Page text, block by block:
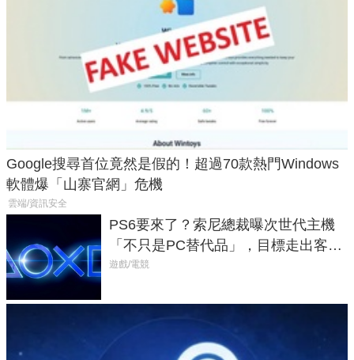
Google搜尋首位竟然是假的！超過70款熱門Windows
軟體爆「山寨官網」危機
雲端/資訊安全
PS6要來了？索尼總裁曝次世代主機
「不只是PC替代品」，目標走出客
廳、進軍電競桌面
遊戲/電競